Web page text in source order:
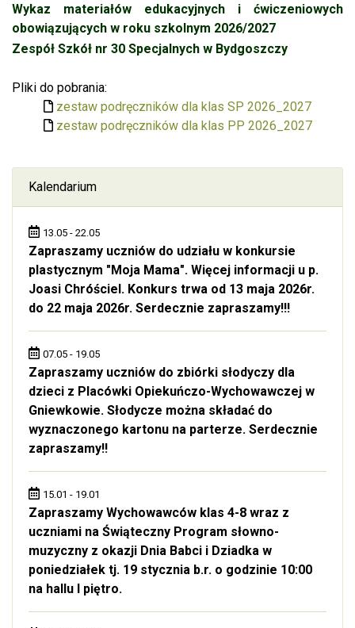
Wykaz materiałów edukacyjnych i ćwiczeniowych
obowiązujących w roku szkolnym 2026/2027
Zespół Szkół nr 30 Specjalnych w Bydgoszczy
Pliki do pobrania:
zestaw podręczników dla klas SP 2026_2027
zestaw podręczników dla klas PP 2026_2027
Kalendarium
13.05 - 22.05
Zapraszamy uczniów do udziału w konkursie
plastycznym "Moja Mama". Więcej informacji u p.
Joasi Chróściel. Konkurs trwa od 13 maja 2026r.
do 22 maja 2026r. Serdecznie zapraszamy!!!
07.05 - 19.05
Zapraszamy uczniów do zbiórki słodyczy dla
dzieci z Placówki Opiekuńczo-Wychowawczej w
Gniewkowie. Słodycze można składać do
wyznaczonego kartonu na parterze. Serdecznie
zapraszamy!!
15.01 - 19.01
Zapraszamy Wychowawców klas 4-8 wraz z
uczniami na Świąteczny Program słowno-
muzyczny z okazji Dnia Babci i Dziadka w
poniedziałek tj. 19 stycznia b.r. o godzinie 10:00
na hallu I piętro.